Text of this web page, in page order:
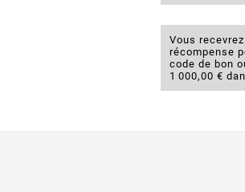
Vous
récompense
code de bon
1 000,00 €